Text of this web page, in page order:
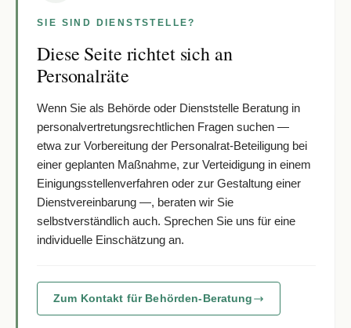
SIE SIND DIENSTSTELLE?
Diese Seite richtet sich an
Personalräte
Wenn Sie als Behörde oder Dienststelle Beratung in
personalvertretungsrechtlichen Fragen suchen —
etwa zur Vorbereitung der Personalrat-Beteiligung bei
einer geplanten Maßnahme, zur Verteidigung in einem
Einigungsstellenverfahren oder zur Gestaltung einer
Dienstvereinbarung —, beraten wir Sie
selbstverständlich auch. Sprechen Sie uns für eine
individuelle Einschätzung an.
Zum Kontakt für Behörden-Beratung